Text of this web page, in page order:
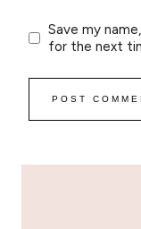
Save my
for the next